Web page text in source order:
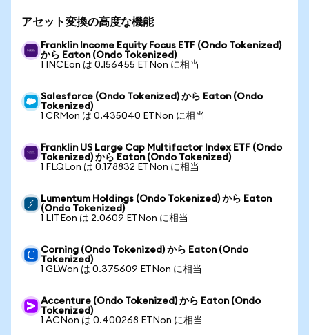
アセット変換の高度な機能
Franklin Income Equity Focus ETF (Ondo Tokenized)
から Eaton (Ondo Tokenized)
1 INCEon は 0.156455 ETNon に相当
Salesforce (Ondo Tokenized) から Eaton (Ondo
Tokenized)
1 CRMon は 0.435040 ETNon に相当
Franklin US Large Cap Multifactor Index ETF (Ondo
Tokenized) から Eaton (Ondo Tokenized)
1 FLQLon は 0.178832 ETNon に相当
Lumentum Holdings (Ondo Tokenized) から Eaton
(Ondo Tokenized)
1 LITEon は 2.0609 ETNon に相当
Corning (Ondo Tokenized) から Eaton (Ondo
Tokenized)
1 GLWon は 0.375609 ETNon に相当
Accenture (Ondo Tokenized) から Eaton (Ondo
Tokenized)
1 ACNon は 0.400268 ETNon に相当